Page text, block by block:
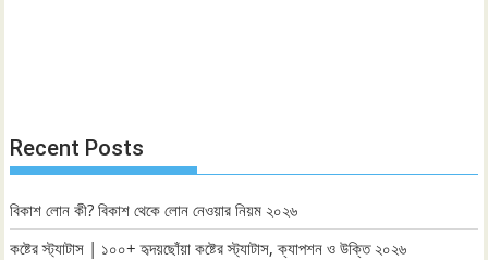
Recent Posts
বিকাশ লোন কী? বিকাশ থেকে লোন নেওয়ার নিয়ম ২০২৬
কষ্টের স্ট্যাটাস | ১০০+ হৃদয়ছোঁয়া কষ্টের স্ট্যাটাস, ক্যাপশন ও উক্তি ২০২৬